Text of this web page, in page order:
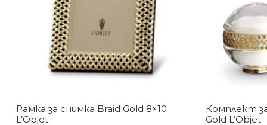
Рамка за снимка Braid Gold 8×10
L’Objet
Комплект
Gold L’Objet